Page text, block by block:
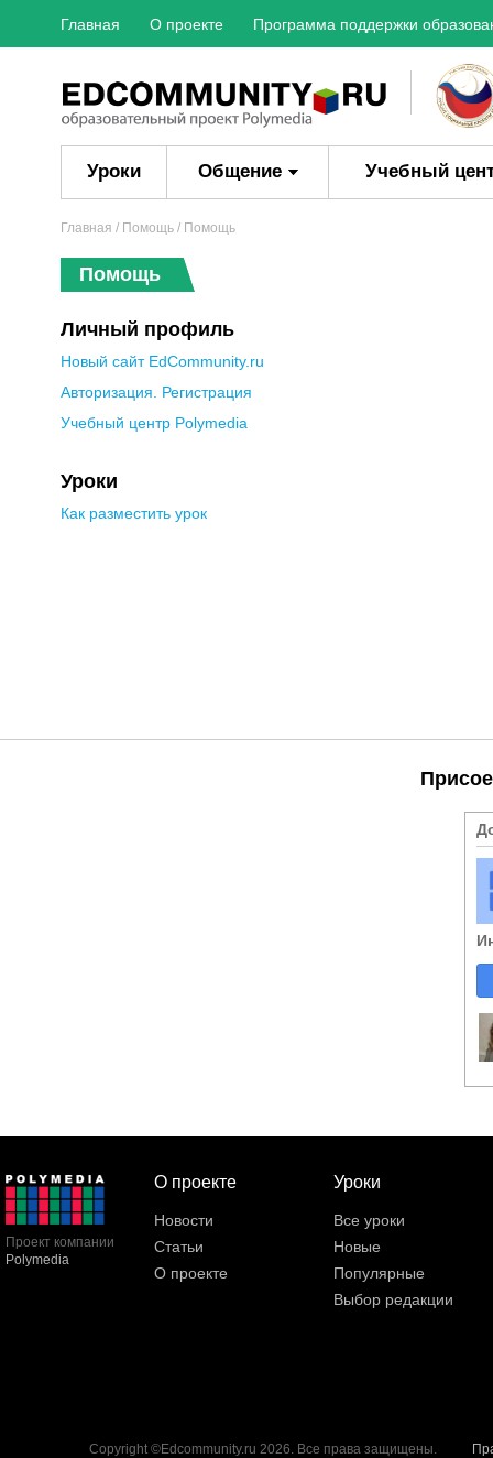
Главная О проекте Программа поддержки
Уроки Общение Учебный
Главная / Помощь / Помощь
Помощь
Личный профиль
Новый сайт EdCommunity.ru
Авторизация. Регистрация
Учебный центр Polymedia
Уроки
Как разместить урок
Проект компании
Polymedia
О проекте
Новости
Статьи
О проекте
Уроки
Все уроки
Новые
Популярные
Выбор редакции
Copyright ©Edcommunity.ru 2026. Все права защищены.